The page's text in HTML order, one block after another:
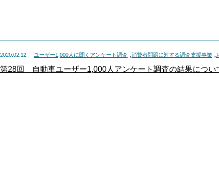
2020.02.12 ユーザー1,000人に聞くアンケート調査 消費者問題に対する調査支援事業
第28回 自動車ユーザー1,000人アンケート調査の結果につい